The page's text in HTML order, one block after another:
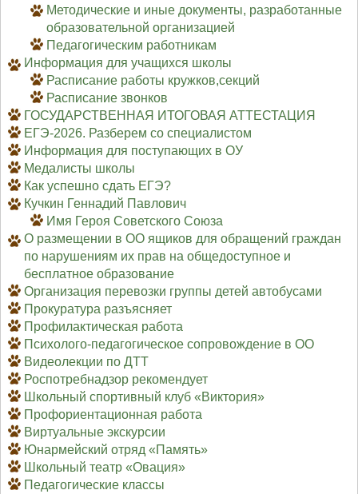
Методические и иные документы, разработанные
образовательной организацией
Педагогическим работникам
Информация для учащихся школы
Расписание работы кружков,секций
Расписание звонков
ГОСУДАРСТВЕННАЯ ИТОГОВАЯ АТТЕСТАЦИЯ
ЕГЭ-2026. Разберем со специалистом
Информация для поступающих в ОУ
Медалисты школы
Как успешно сдать ЕГЭ?
Кучкин Геннадий Павлович
Имя Героя Советского Союза
О размещении в ОО ящиков для обращений граждан
по нарушениям их прав на общедоступное и
бесплатное образование
Организация перевозки группы детей автобусами
Прокуратура разъясняет
Профилактическая работа
Психолого-педагогическое сопровождение в ОО
Видеолекции по ДТТ
Роспотребнадзор рекомендует
Школьный спортивный клуб «Виктория»
Профориентационная работа
Виртуальные экскурсии
Юнармейский отряд «Память»
Школьный театр «Овация»
Педагогические классы